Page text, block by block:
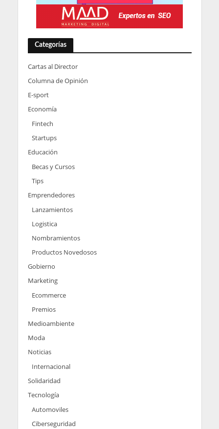
Categorías
Cartas al Director
Columna de Opinión
E-sport
Economía
Fintech
Startups
Educación
Becas y Cursos
Tips
Emprendedores
Lanzamientos
Logistica
Nombramientos
Productos Novedosos
Gobierno
Marketing
Ecommerce
Premios
Medioambiente
Moda
Noticias
Internacional
Solidaridad
Tecnología
Automoviles
Ciberseguridad